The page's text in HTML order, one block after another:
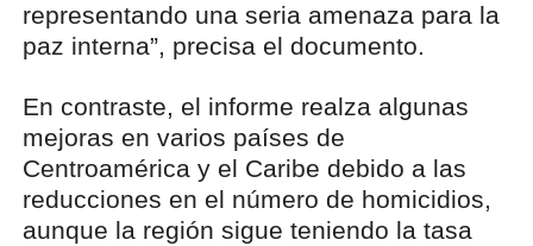
representando una seria amenaza para la
paz interna”, precisa el documento.
En contraste, el informe realza algunas
mejoras en varios países de
Centroamérica y el Caribe debido a las
reducciones en el número de homicidios,
aunque la región sigue teniendo la tasa